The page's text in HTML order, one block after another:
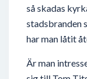
så skadas
stadsbranden
har man låtit
Är man